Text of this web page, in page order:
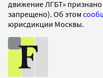
движение ЛГБТ» признано
запрещено). Об этом
юрисдикции Москвы.